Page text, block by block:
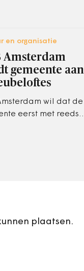
en organisatie
Amsterdam
gemeente aan
wil dat de
eerst met reeds
plaatsen.